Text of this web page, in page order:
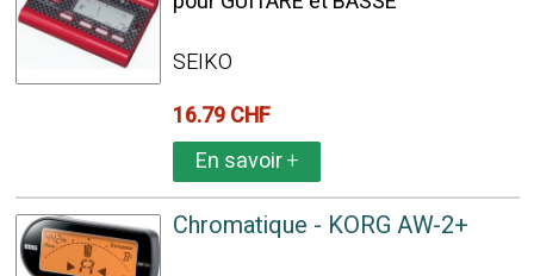
SEIKO
16.79 CHF
En savoir+
Chromatique - KORG AW-2+